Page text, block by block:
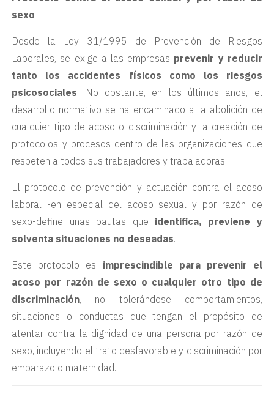
sexo
Desde la Ley 31/1995 de Prevención de Riesgos
Laborales, se exige a las empresas prevenir y reducir
tanto los accidentes físicos como los riesgos
psicosociales. No obstante, en los últimos años, el
desarrollo normativo se ha encaminado a la abolición de
cualquier tipo de acoso o discriminación y la creación de
protocolos y procesos dentro de las organizaciones que
respeten a todos sus trabajadores y trabajadoras.
El protocolo de prevención y actuación contra el acoso
laboral -en especial del acoso sexual y por razón de
sexo-define unas pautas que identifica, previene y
solventa situaciones no deseadas.
Este protocolo es imprescindible para prevenir el
acoso por razón de sexo o cualquier otro tipo de
discriminación, no tolerándose comportamientos,
situaciones o conductas que tengan el propósito de
atentar contra la dignidad de una persona por razón de
sexo, incluyendo el trato desfavorable y discriminación por
embarazo o maternidad.